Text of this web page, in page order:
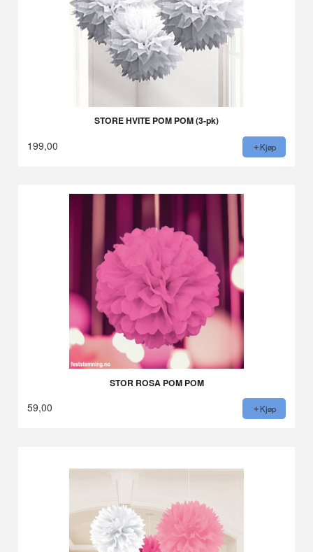
STORE HVITE POM POM (3-pk)
199,00 Kjøp
STOR ROSA POM POM
59,00 Kjøp